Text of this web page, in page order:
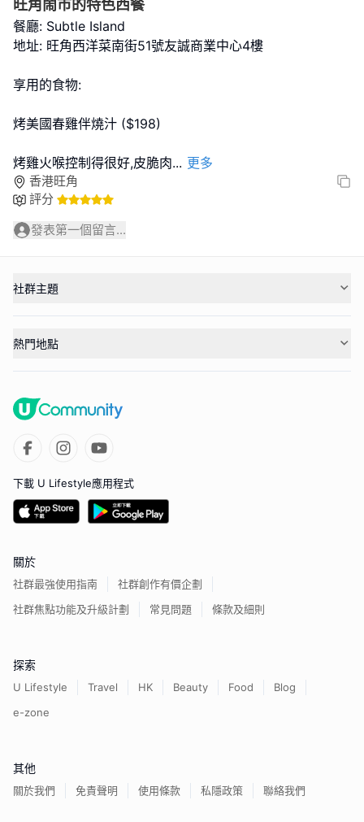
旺角鬧市的特色西餐
餐廳: Subtle Island
地址: 旺角西洋菜南街51號友誠商業中心4樓
享用的食物:
烤美國春雞伴燒汁 ($198)
烤雞火喉控制得很好,皮脆肉... 更多
香港旺角
評分
發表第一個留言...
社群主題
熱門地點
下載 U Lifestyle應用程式
關於
社群最強使用指南
社群創作有價企劃
社群焦點功能及升級計劃
常見問題 條款及細則
探索
U Lifestyle Travel HK Beauty Food
Blog
e-zone
其他
關於我們 免責聲明 使用條款 私隱政策 聯絡我們